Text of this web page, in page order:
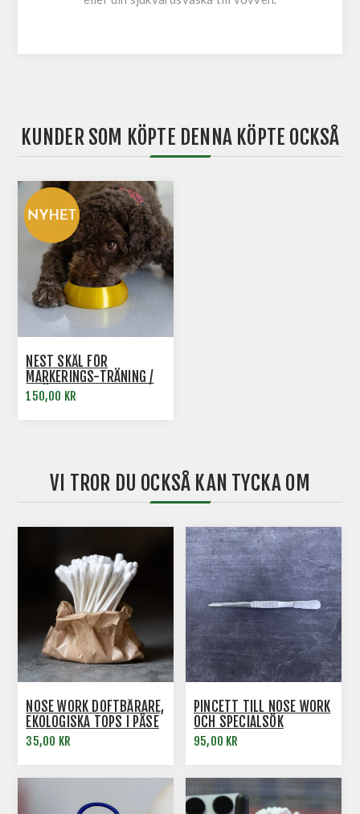
KUNDER SOM KÖPTE DENNA KÖPTE OCKSÅ
NEST SKÅL FÖR
MARKERINGS-TRÄNING /
INLÄRNING AV DOFT
150,00 KR
VI TROR DU OCKSÅ KAN TYCKA OM
NOSE WORK DOFTBÄRARE,
EKOLOGISKA TOPS I PÅSE
35,00 KR
PINCETT TILL NOSE WORK
OCH SPECIALSÖK
95,00 KR